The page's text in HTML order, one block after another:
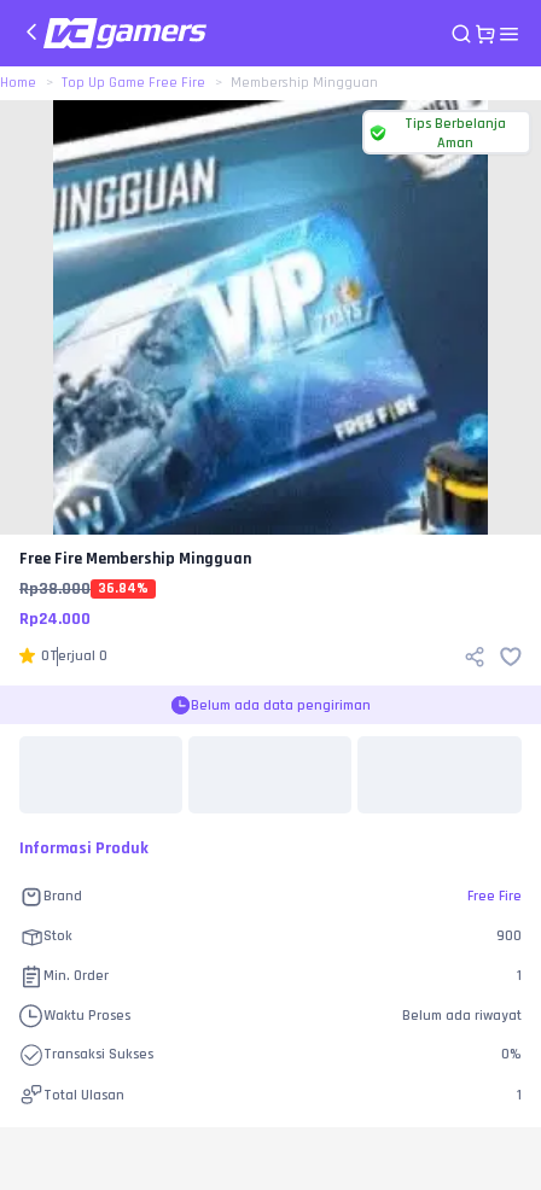
Home Top Up Game Free Fire Membership Mingguan
Tips Berbelanja
Aman
Free Fire Membership Mingguan
Rp38.000 36.84%
Rp24.000
0Terjual 0
Belum ada data pengiriman
Informasi Produk
Brand Free Fire
Stok 900
Min. Order 1
Waktu Proses Belum ada riwayat
Transaksi Sukses 0%
Total Ulasan 1